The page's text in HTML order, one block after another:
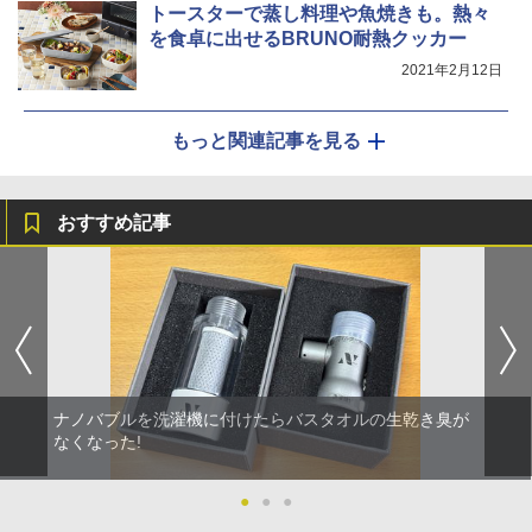
トースターで蒸し料理や魚焼きも。熱々
を食卓に出せるBRUNO耐熱クッカー
2021年2月12日
もっと関連記事を見る
おすすめ記事
ナノバブルを洗濯機に付けたらバスタオルの生乾き臭が
なくなった!
● ● ●